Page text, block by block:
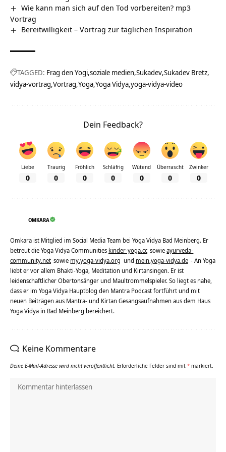
Wie kann man sich auf den Tod vorbereiten? mp3
Vortrag
Bereitwilligkeit – Vortrag zur täglichen Inspiration
TAGGED: Frag den Yogi soziale medien Sukadev Sukadev Bretz
vidya-vortrag Vortrag Yoga Yoga Vidya yoga-vidya-video
Dein Feedback?
Liebe
0
Traurig
0
Fröhlich
0
Schläfrig
0
Wütend
0
Überrascht
0
Zwinker
0
OMKARA
Omkara ist Mitglied im Social Media Team bei Yoga Vidya Bad Meinberg. Er
betreut die Yoga Vidya Communities kinder-yoga.cc sowieayurveda-
community.net sowie my.yoga-vidya.org und mein.yoga-vidya.de - An Yoga
liebt er vor allem Bhakti-Yoga, Meditation und Kirtansingen. Er ist
leidenschaftlicher Obertonsänger und Maultrommelspieler. So liegt es nahe,
dass er im Yoga Vidya Hauptblog den Mantra Podcast fortführt und mit
neuen Beiträgen aus Mantra- und Kirtan Gesangsaufnahmen aus dem Haus
Yoga Vidya in Bad Meinberg bereichert.
Keine Kommentare
Deine E-Mail-Adresse wird nicht veröffentlicht. Erforderliche Felder sind mit * markiert.